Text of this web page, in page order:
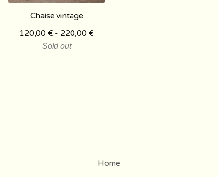
Chaise vintage
120,00 € - 220,00 €
Sold out
Home